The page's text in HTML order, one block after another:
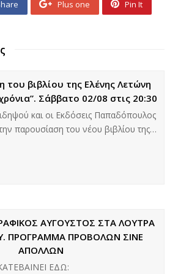
Plus one Pin It
του βιβλίου της Ελένης Λετώνη
Σάββατο 02/08 στις 20:30
και οι Εκδόσεις Παπαδόπουλος
παρουσίαση του νέου βιβλίου της…
ΑΥΓΟΥΣΤΟΣ ΣΤΑ ΛΟΥΤΡΑ
ΠΡΟΓΡΑΜΜΑ ΠΡΟΒΟΛΩΝ ΣΙΝΕ
ΑΠΟΛΛΩΝ
ΕΔΩ: